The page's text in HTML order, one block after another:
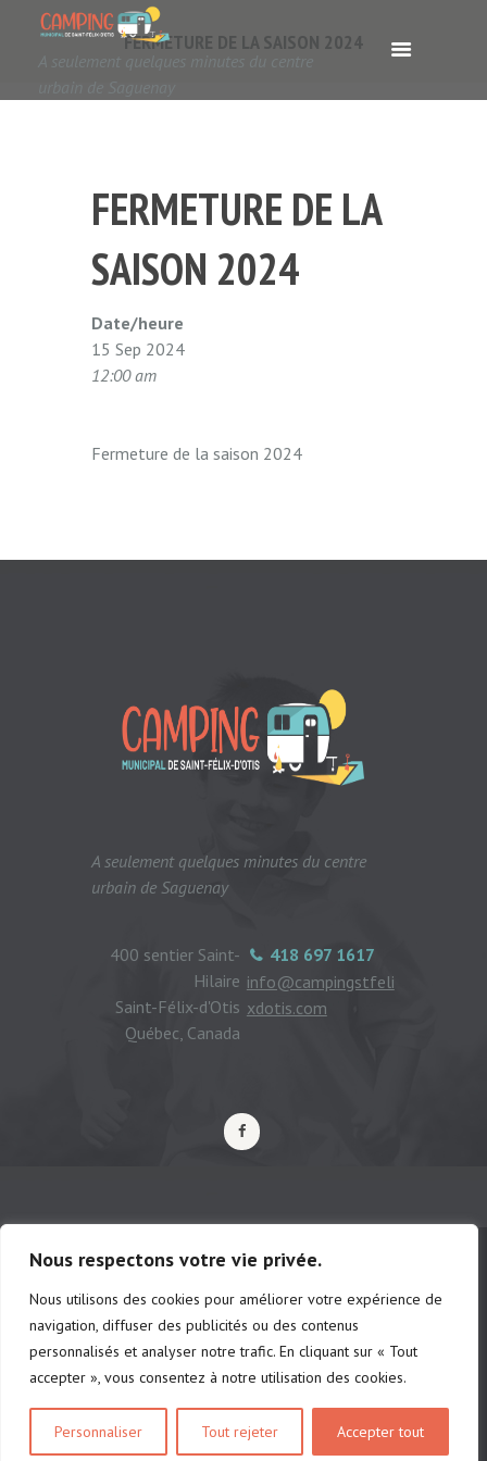
Nous respectons votre vie privée.
Nous utilisons des cookies pour améliorer votre expérience de
navigation, diffuser des publicités ou des contenus
personnalisés et analyser notre trafic. En cliquant sur « Tout
accepter », vous consentez à notre utilisation des cookies.
Personnaliser Tout rejeter Accepter tout
A seulement quelques minutes du centre
urbain de Saguenay
FERMETURE DE LA SAISON 2024
FERMETURE DE LA
SAISON 2024
Date/heure
15 Sep 2024
12:00 am
Fermeture de la saison 2024
A seulement quelques minutes du centre
urbain de Saguenay
418 697 1617
info@campingstfeli
xdotis.com
400 sentier Saint-
Hilaire
Saint-Félix-d'Otis
Québec, Canada
© Camping municipal de St-Félix d'Otis,
tous droits réservés |Politique de
confidentialité
# d'établissements: chalet 222691 |
camping 201213